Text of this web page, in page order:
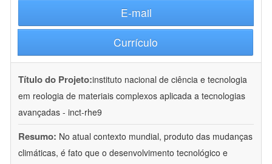
E-mail
Currículo
Título do Projeto:instituto nacional de ciência e tecnologia
em reologia de materiais complexos aplicada a tecnologias
avançadas - inct-rhe9
Resumo: No atual contexto mundial, produto das mudanças
climáticas, é fato que o desenvolvimento tecnológico e